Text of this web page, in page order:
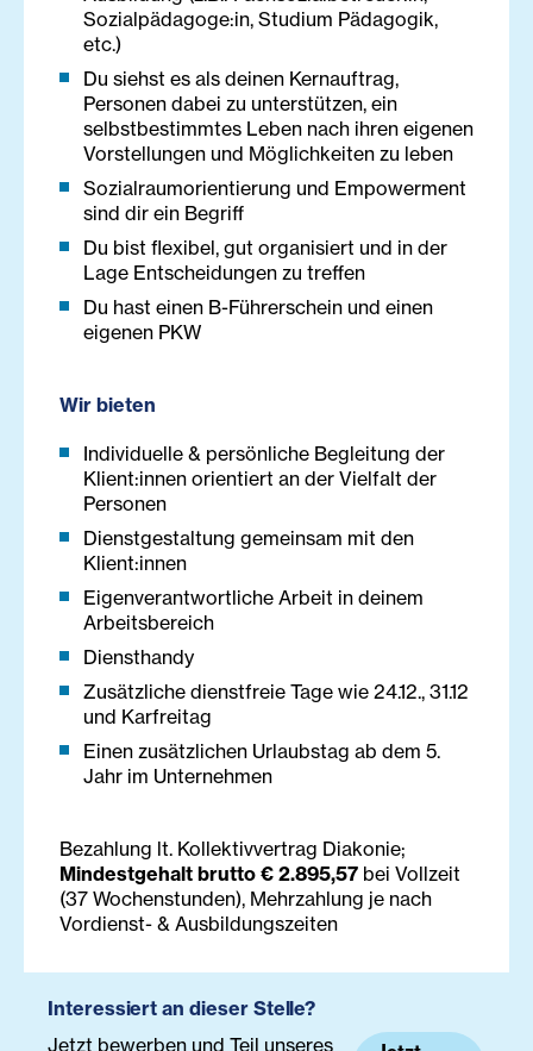
Sozialpädagoge:in, Studium Pädagogik,
etc.)
Du siehst es als deinen Kernauftrag,
Personen dabei zu unterstützen, ein
selbstbestimmtes Leben nach ihren eigenen
Vorstellungen und Möglichkeiten zu leben
Sozialraumorientierung und Empowerment
sind dir ein Begriff
Du bist flexibel, gut organisiert und in der
Lage Entscheidungen zu treffen
Du hast einen B-Führerschein und einen
eigenen PKW
Wir bieten
Individuelle & persönliche Begleitung der
Klient:innen orientiert an der Vielfalt der
Personen
Dienstgestaltung gemeinsam mit den
Klient:innen
Eigenverantwortliche Arbeit in deinem
Arbeitsbereich
Diensthandy
Zusätzliche dienstfreie Tage wie 24.12., 31.12
und Karfreitag
Einen zusätzlichen Urlaubstag ab dem 5.
Jahr im Unternehmen
Bezahlung lt. Kollektivvertrag Diakonie;
Mindestgehalt brutto € 2.895,57 bei Vollzeit
(37 Wochenstunden), Mehrzahlung je nach
Vordienst- & Ausbildungszeiten
Interessiert an dieser Stelle?
Jetzt bewerben und Teil unseres